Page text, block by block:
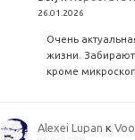
26.01.2026
Очень
жизни.
кроме
Alexei Lupan к